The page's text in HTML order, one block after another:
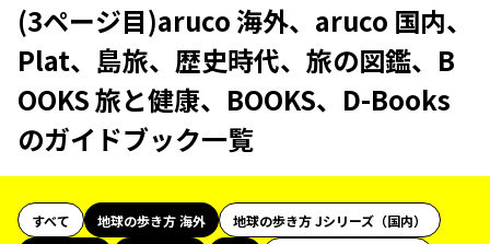
(3ページ目)aruco 海外、aruco 国内、
Plat、島旅、歴史時代、旅の図鑑、B
OOKS 旅と健康、BOOKS、D-Books
のガイドブック一覧
すべて 地球の歩き方 海外
地球の歩き方 Jシリーズ（国内）